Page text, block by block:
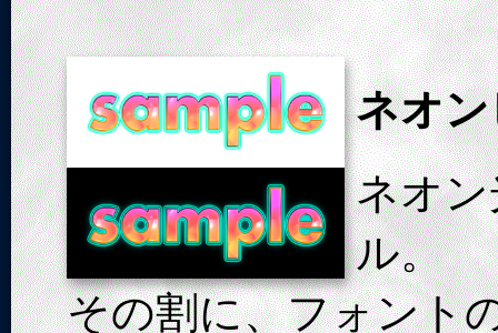
ネオ
ネオ
ル。
その割に、フォント